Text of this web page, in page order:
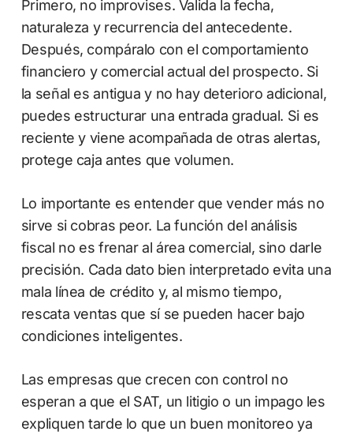
Primero, no improvises. Valida la fecha,
naturaleza y recurrencia del antecedente.
Después, compáralo con el comportamiento
financiero y comercial actual del prospecto. Si
la señal es antigua y no hay deterioro adicional,
puedes estructurar una entrada gradual. Si es
reciente y viene acompañada de otras alertas,
protege caja antes que volumen.
Lo importante es entender que vender más no
sirve si cobras peor. La función del análisis
fiscal no es frenar al área comercial, sino darle
precisión. Cada dato bien interpretado evita una
mala línea de crédito y, al mismo tiempo,
rescata ventas que sí se pueden hacer bajo
condiciones inteligentes.
Las empresas que crecen con control no
esperan a que el SAT, un litigio o un impago les
expliquen tarde lo que un buen monitoreo ya